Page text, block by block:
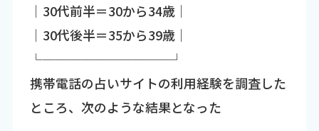
│30代前半＝30から34歳│
│30代後半＝35から39歳│
└──────────┘
携帯電話の占いサイトの利用経験を調査した
ところ、次のような結果となった